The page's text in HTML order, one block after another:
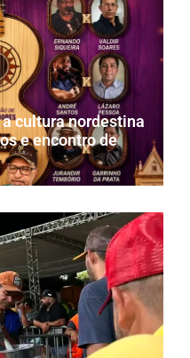
cultura nordestina
e encontro de